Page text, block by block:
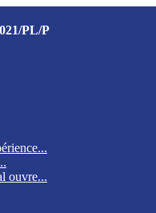
PL/P
ouvre...